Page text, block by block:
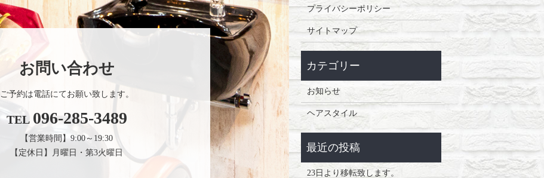
お問い合わせ
ご予約は電話にてお願い致します。
TEL 096-285-3489
【営業時間】9:00～19:30
【定休日】月曜日・第3火曜日
プライバシーポリシー
サイトマップ
お知らせ
ヘアスタイル
23日より移転致します。